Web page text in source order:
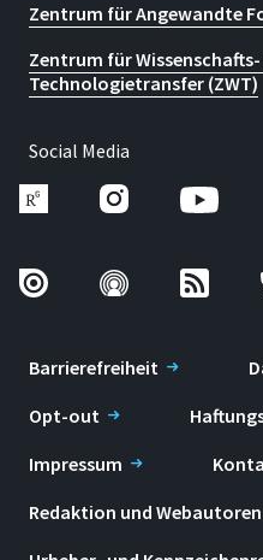
Zentrum für Angewandte
Zentrum für
Technologietransfer (ZWT)
Social Media
Barrierefreiheit
Opt-out
Impressum
Redaktion und Webautoren